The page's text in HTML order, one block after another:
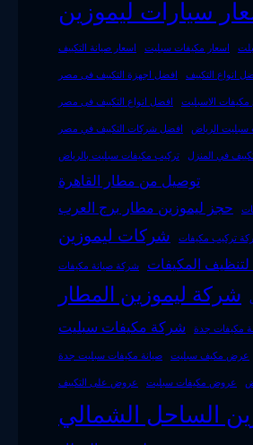
سيارات ليموزين
اسعار صيانة التكييف اسعار مكيفات سبليت
افضل اجهزة التكييف فى مصر انواع التكييف
افضل انواع التكييف فى مصر مكيفات الاسبليت
افضل شركات التكييف في مصر سبليت الرياض
تركيب مكيفات سبليت بالرياض في المنزل
توصيل من مطار القاهرة
حجز ليموزين مطار برج العرب
شركات ليموزين تركيب مكيفات
شركة صيانة مكيفات المكيفات
شركة ليموزين المطار
شركة مكيفات سبليت مكيفات جدة
صيانة مكيفات سبليت جدة عرض مكيف سبليت
عروض على التكييف عروض مكيفات سبليت
الساحل الشمالي